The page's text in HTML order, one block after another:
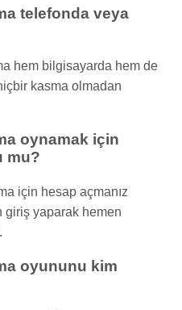
telefonda veya
hem bilgisayarda hem de
kasma olmadan
oynamak için
mu?
için hesap açmanız
giriş yaparak hemen
oyununu kim